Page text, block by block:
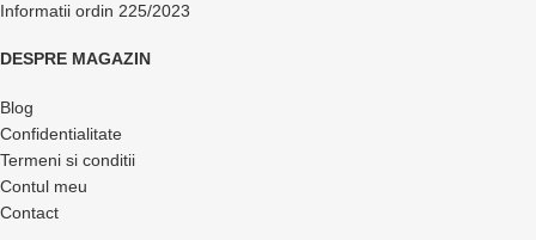
Informatii ordin 225/2023
DESPRE MAGAZIN
Blog
Confidentialitate
Termeni si conditii
Contul meu
Contact